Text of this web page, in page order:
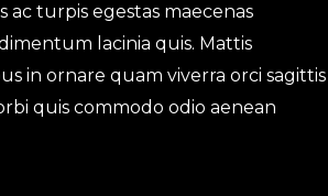
turpis egestas maecenas
lacinia quis. Mattis
in ornare quam viverra orci sagittis
quis commodo odio aenean